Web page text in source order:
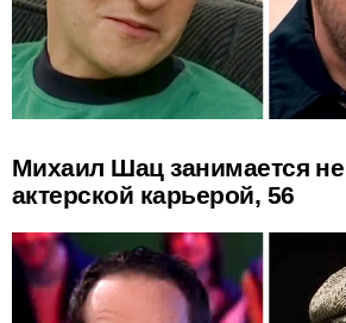
Михаил Шац занимается не
актерской карьерой, 56